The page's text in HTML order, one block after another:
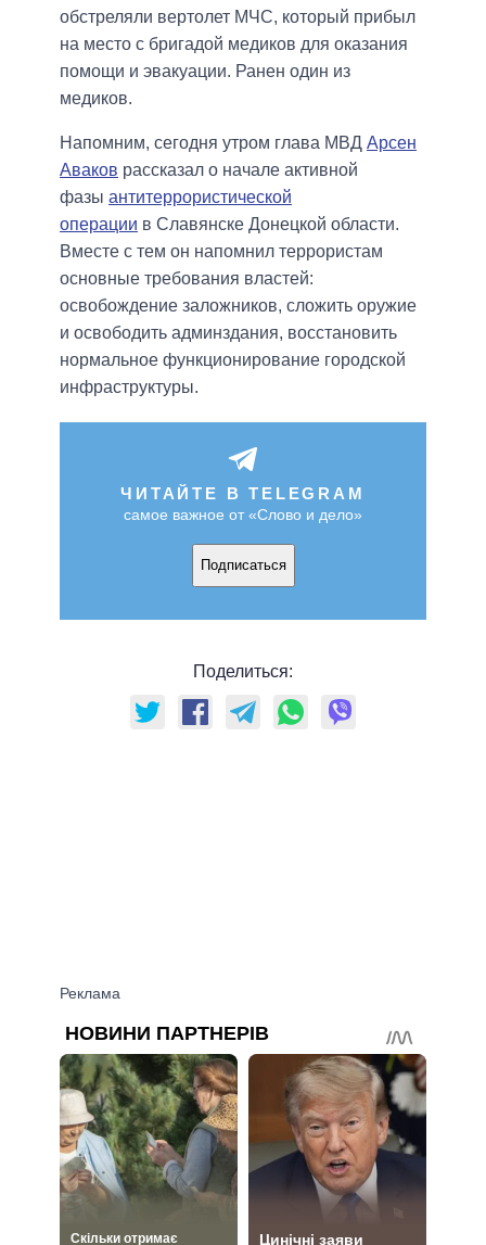
обстреляли вертолет МЧС, который прибыл
на место с бригадой медиков для оказания
помощи и эвакуации. Ранен один из
медиков.
Напомним, сегодня утром глава МВД Арсен
Аваков рассказал о начале активной
фазы антитеррористической
операции в Славянске Донецкой области.
Вместе с тем он напомнил террористам
основные требования властей:
освобождение заложников, сложить оружие
и освободить админздания, восстановить
нормальное функционирование городской
инфраструктуры.
ЧИТАЙТЕ В TELEGRAM
самое важное от «Слово и дело»
Подписаться
Поделиться: